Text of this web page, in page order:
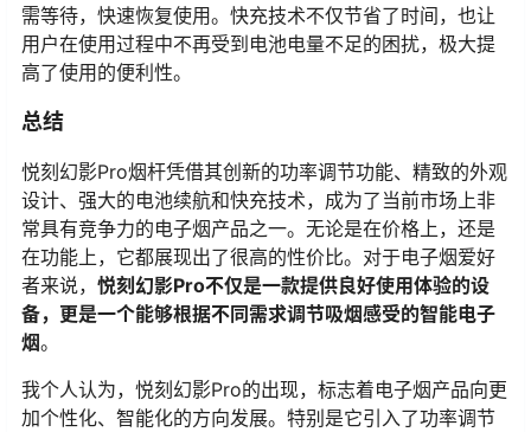
需等待，快速恢复使用。快充技术不仅节省了时间，也让
用户在使用过程中不再受到电池电量不足的困扰，极大提
高了使用的便利性。
总结
悦刻幻影Pro烟杆凭借其创新的功率调节功能、精致的外观
设计、强大的电池续航和快充技术，成为了当前市场上非
常具有竞争力的电子烟产品之一。无论是在价格上，还是
在功能上，它都展现出了很高的性价比。对于电子烟爱好
者来说， 悦刻幻影Pro不仅是一款提供良好使用体验的设
备，更是一个能够根据不同需求调节吸烟感受的智能电子
烟。
我个人认为，悦刻幻影Pro的出现，标志着电子烟产品向更
加个性化、智能化的方向发展。特别是它引入了功率调节